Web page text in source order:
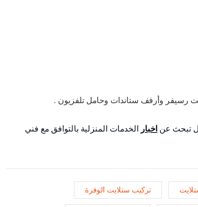
رسيفر وأرفف ستاندات وحامل تلفزيون .
تبحث عناخبار الخدمات المنزلية بالتوافق مع فني
تركيب ستلايت الوفرة